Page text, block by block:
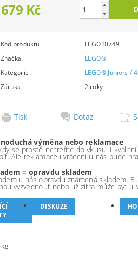
679 Kč
Kód produktu
LEGO10749
Značka
LEGO®
Kategorie
LEGO® Juniors /
Záruka
2 roky
Tisk Dotaz
výměna nebo reklamace
se prostě netrefíte do vkusu. I kvalitní
Ale reklamace i vrácení u nás bude
= opravdu skladem
u nás opravdu znamená skladem.
vyzvednout nebo už zítra může být u
DISKUZE